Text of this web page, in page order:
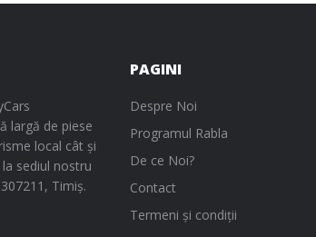
largă de piese
local cât și
sediul nostru
Timiș.
PAGINI
Despre Noi
Programul Rabla
De ce Noi?
Contact
Termeni și condiții